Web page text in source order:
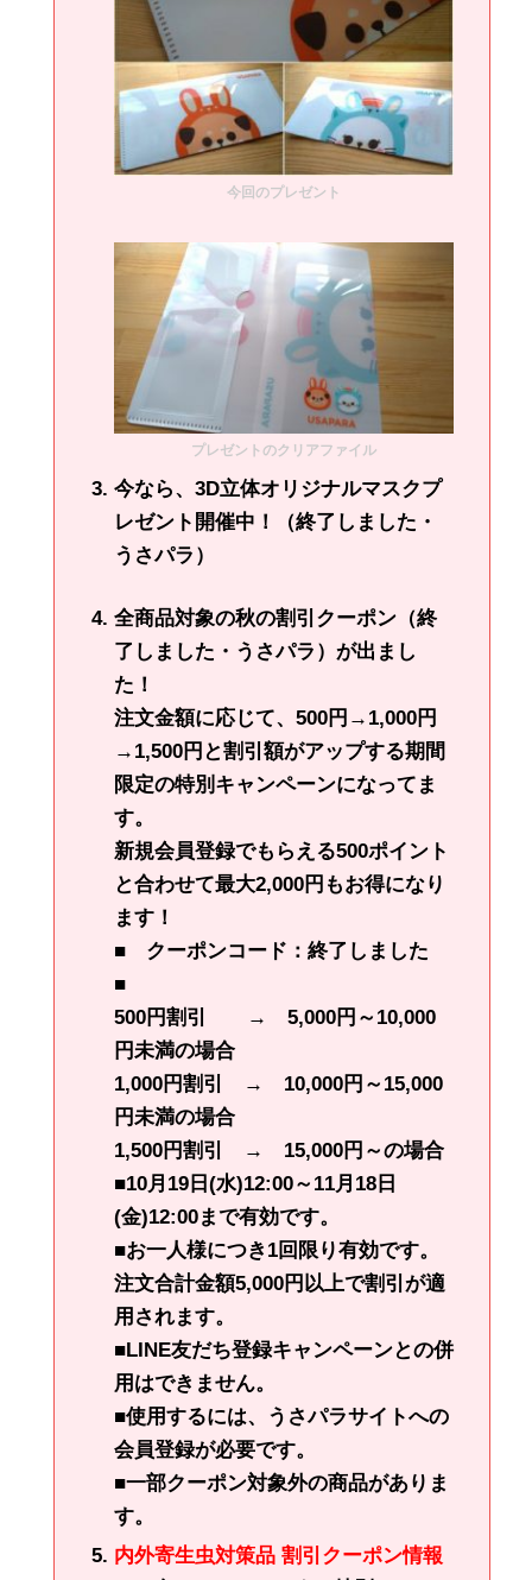
今回のプレゼント
プレゼントのクリアファイル
今なら、3D立体オリジナルマスクプ
レゼント開催中！（終了しました・
うさパラ）
全商品対象の秋の割引クーポン（終
了しました・うさパラ）が出まし
た！
注文金額に応じて、500円→1,000円
→1,500円と割引額がアップする期間
限定の特別キャンペーンになってま
す。
新規会員登録でもらえる500ポイント
と合わせて最大2,000円もお得になり
ます！
■ クーポンコード：終了しました
■
500円割引 → 5,000円～10,000
円未満の場合
1,000円割引 → 10,000円～15,000
円未満の場合
1,500円割引 → 15,000円～の場合
■10月19日(水)12:00～11月18日
(金)12:00まで有効です。
■お一人様につき1回限り有効です。
注文合計金額5,000円以上で割引が適
用されます。
■LINE友だち登録キャンペーンとの併
用はできません。
■使用するには、うさパラサイトへの
会員登録が必要です。
■一部クーポン対象外の商品がありま
す。
内外寄生虫対策品 割引クーポン情報